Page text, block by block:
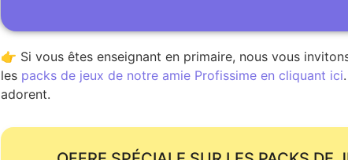
👉 Si vous êtes enseignant en primaire, nous vous
les packs de jeux de notre amie Profissime en cliquant ici
adorent.